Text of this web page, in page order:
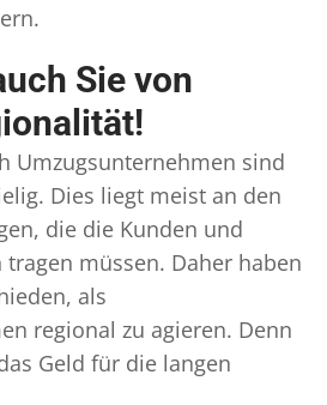
Sie von
Umzugsunternehmen sind
Dies liegt meist an den
die die Kunden und
müssen. Daher haben
als
regional zu agieren. Denn
Geld für die langen